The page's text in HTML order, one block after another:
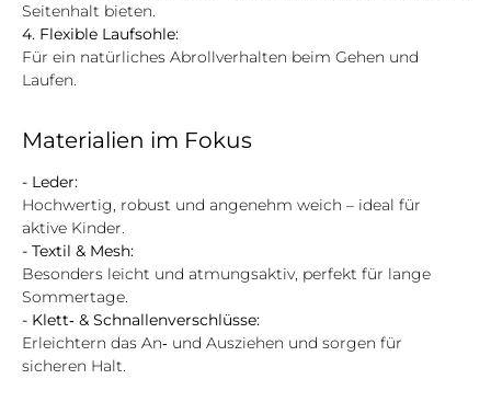
Seitenhalt bieten.
4. Flexible Laufsohle:
Für ein natürliches Abrollverhalten beim Gehen und
Laufen.
Materialien im Fokus
- Leder:
Hochwertig, robust und angenehm weich – ideal für
aktive Kinder.
- Textil & Mesh:
Besonders leicht und atmungsaktiv, perfekt für lange
Sommertage.
- Klett‑ & Schnallenverschlüsse:
Erleichtern das An‑ und Ausziehen und sorgen für
sicheren Halt.